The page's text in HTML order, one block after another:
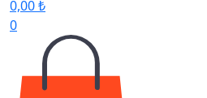
0,00₺
0